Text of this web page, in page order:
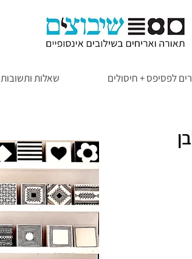
לפסיפס + חיסולים שאלות ותשובות